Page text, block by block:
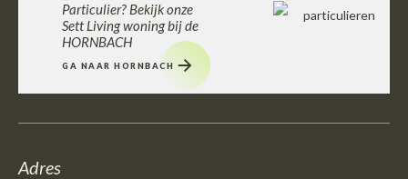
Particulier? Bekijk onze
Sett Living woning bij de
HORNBACH
GA NAAR HORNBACH
Adres